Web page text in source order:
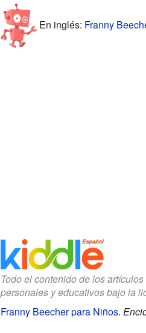
En inglés: Franny
Todo el contenido de los
personales y educativos bajo la
Franny Beecher para Niños.